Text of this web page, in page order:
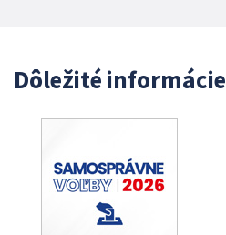
Dôležité informácie